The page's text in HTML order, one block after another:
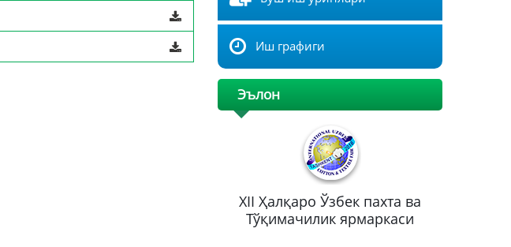
Иш графиги
Эълон
XII Ҳалқаро Ўзбек пахта ва
Тўқимачилик ярмаркаси